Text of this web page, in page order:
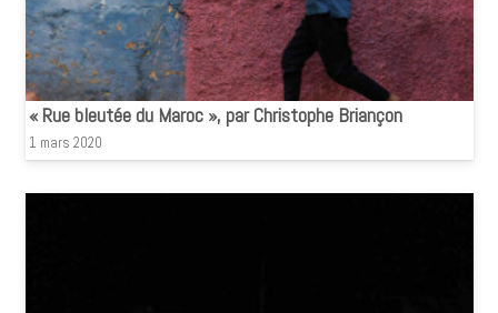
« Rue bleutée du Maroc », par Christophe Briançon
1 mars 2020